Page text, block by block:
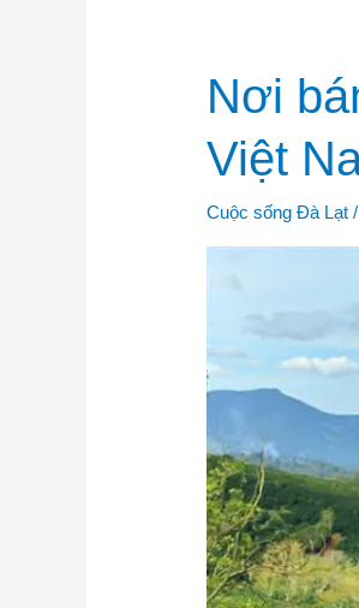
Nơi
Việt
Cuộc sống Đà Lạt
bán
cà
Arabica
và
trà
long
lạnh